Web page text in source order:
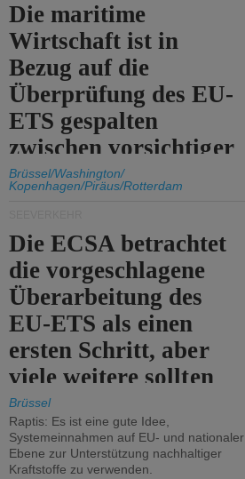
Die maritime
Wirtschaft ist in
Bezug auf die
Überprüfung des EU-
ETS gespalten
zwischen vorsichtiger
Unterstützung und
Kritik.
Brüssel/Washington/
Kopenhagen/Piräus/Rotterdam
Die ECSA betrachtet
die vorgeschlagene
Überarbeitung des
EU-ETS als einen
ersten Schritt, aber
viele weitere sollten
folgen.
Brüssel
Raptis: Es ist eine gute Idee,
Systemeinnahmen auf EU- und nationaler
Ebene zur Unterstützung nachhaltiger
Kraftstoffe zu verwenden.